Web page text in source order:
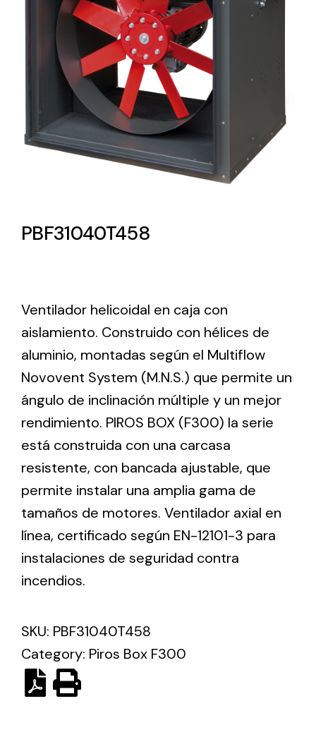
Lighting and Electrical
Equipment
Complete solutions in lighting and electrical
material for each project and need
Amplia gama de ventiladores y equipos de
Ventilation
The incorporation of Novovent into the group
meant a greater offer of ventilation products for
different uses
Iluminación Solar
Variedad de soluciones solares para todo tipo
de necesidades.
Solar lighting
Variety of solar solutions for all kinds of needs.
PBF31040T458
Ventilador helicoidal en caja con
aislamiento. Construido con hélices de
aluminio, montadas según el Multiflow
Novovent System (M.N.S.) que permite un
ángulo de inclinación múltiple y un mejor
rendimiento. PIROS BOX (F300) la serie
está construida con una carcasa
resistente, con bancada ajustable, que
permite instalar una amplia gama de
tamaños de motores. Ventilador axial en
línea, certificado según EN-12101-3 para
instalaciones de seguridad contra
incendios.
SKU: PBF31040T458
Category: Piros Box F300